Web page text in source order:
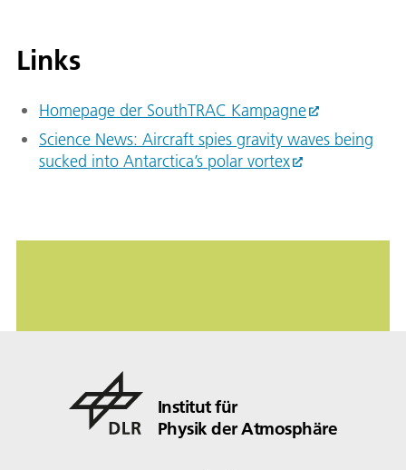
Links
Homepage der SouthTRAC Kampagne
Science News: Aircraft spies gravity waves being
sucked into Antarctica’s polar vortex
Institut für
Physik der Atmosphäre